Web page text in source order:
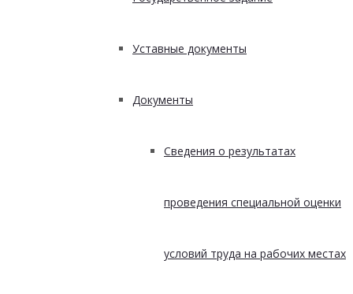
Уставные документы
Документы
Сведения о результатах
проведения специальной оценки
условий труда на рабочих местах